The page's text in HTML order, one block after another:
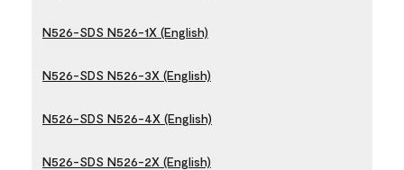
N526-SDS N526-1X (English)
N526-SDS N526-3X (English)
N526-SDS N526-4X (English)
N526-SDS N526-2X (English)